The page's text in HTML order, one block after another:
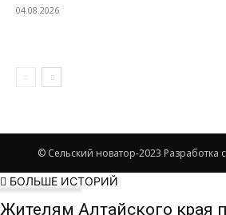
04.08.2026
© Сельский новатор-2023 Разработка
БОЛЬШЕ ИСТОРИЙ
Жителям Алтайского края